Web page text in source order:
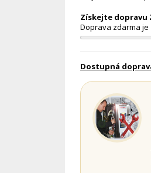
Získejte dopravu
Doprava zdarma je
Dostupná